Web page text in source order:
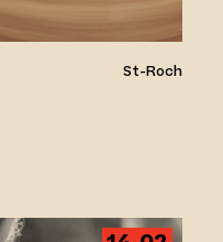
St-Roch